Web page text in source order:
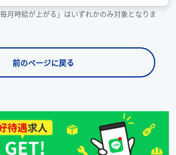
月時給が上がる」はいずれかのみ対象となりま
前のページに戻る